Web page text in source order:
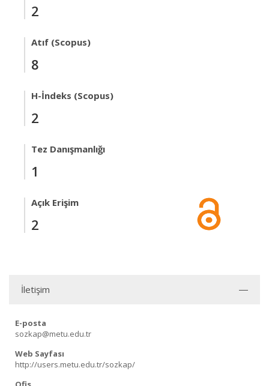
2
Atıf (Scopus)
8
H-İndeks (Scopus)
2
Tez Danışmanlığı
1
Açık Erişim
2
İletişim
E-posta
sozkap@metu.edu.tr
Web Sayfası
http://users.metu.edu.tr/sozkap/